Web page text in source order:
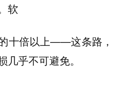
软
十倍以上——这条路，
几乎不可避免。